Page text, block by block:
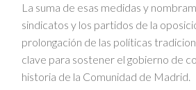
La suma de esas medidas y
sindicatos y los partidos de la
prolongación de las políticas
clave para sostener el gobierno de
historia de la Comunidad de Madrid.